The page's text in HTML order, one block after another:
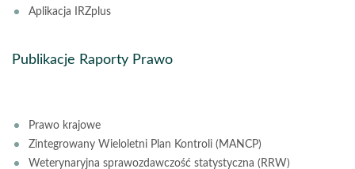
Aplikacja IRZplus
Publikacje Raporty Prawo
Prawo krajowe
Zintegrowany Wieloletni Plan Kontroli (MANCP)
Weterynaryjna sprawozdawczość statystyczna (RRW)